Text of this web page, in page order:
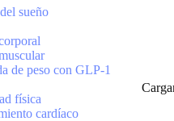
sueño
de peso con GLP-1
física
cardíaco